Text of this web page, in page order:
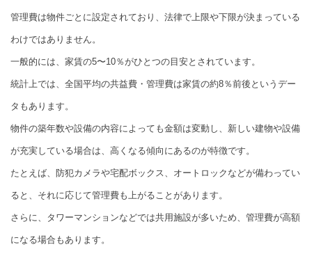
管理費は物件ごとに設定されており、法律で上限や下限が決まっている
わけではありません。
一般的には、家賃の5〜10％がひとつの目安とされています。
統計上では、全国平均の共益費・管理費は家賃の約8％前後というデー
タもあります。
物件の築年数や設備の内容によっても金額は変動し、新しい建物や設備
が充実している場合は、高くなる傾向にあるのが特徴です。
たとえば、防犯カメラや宅配ボックス、オートロックなどが備わってい
ると、それに応じて管理費も上がることがあります。
さらに、タワーマンションなどでは共用施設が多いため、管理費が高額
になる場合もあります。